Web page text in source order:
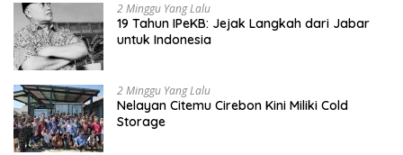
2 Minggu Yang Lalu
19 Tahun IPeKB: Jejak Langkah dari Jabar
untuk Indonesia
2 Minggu Yang Lalu
Nelayan Citemu Cirebon Kini Miliki Cold
Storage